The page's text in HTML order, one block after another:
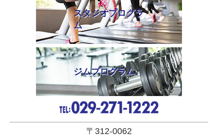
スタジオプログラ
ム
ジムプログラム
〒312-0062